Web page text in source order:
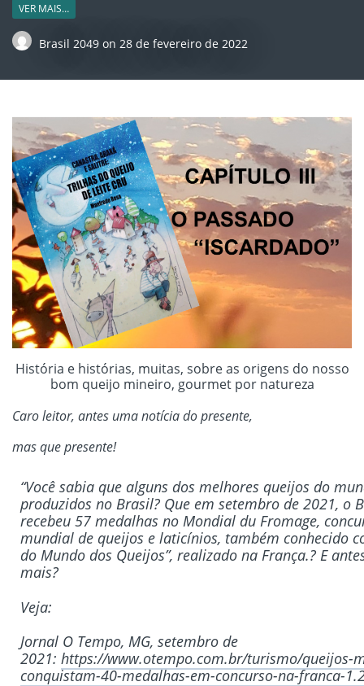
VER MAIS…
Brasil 2049 on 28 de fevereiro de 2022
História e histórias, muitas, sobre as origens do nosso
bom queijo mineiro, gourmet por natureza
Caro leitor, antes uma notícia do presente,
mas que presente!
“Você sabia que alguns dos melhores queijos do
produzidos no Brasil? Que em setembro de 2021, o
recebeu 57 medalhas no Mondial du Fromage,
mundial de queijos e laticínios, também conhecido
do Mundo dos Queijos”, realizado na França.? E
mais?
Veja:
Jornal O Tempo, MG, setembro de
2021: https://www.otempo.com.br/turismo/queijos-
conquistam-40-medalhas-em-concurso-na-franca-